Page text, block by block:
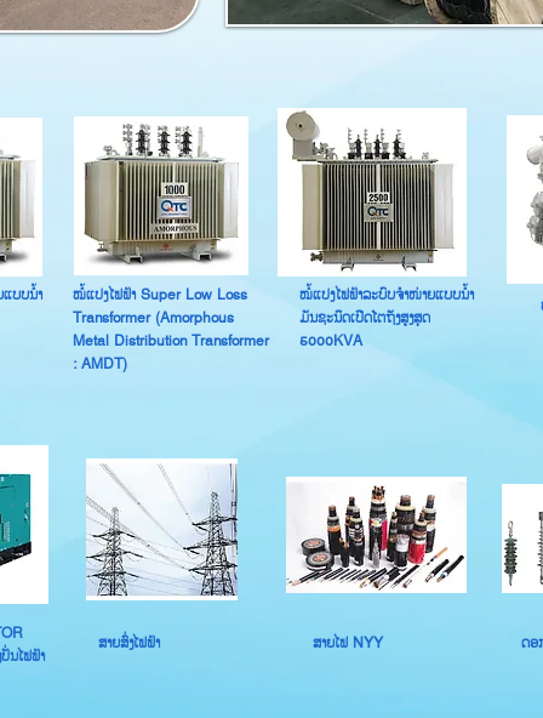
ບບນ້ຳ
ໝໍ້ແປງໄຟຟ້າ Super Low Loss
Transformer (Amorphous
Metal Distribution Transformer
: AMDT)
ໝໍ້ແປງໄຟຟ້າລະບົບຈຳໜ່າຍແບບນ້ຳ
ມັນຊະນິດເປີດໂຕຖັງສູງສຸດ
5000KVA
ນໄຟຟ້າ
ສາຍສົ່ງໄຟຟ້າ ສາຍໄຟ NYY ດອ